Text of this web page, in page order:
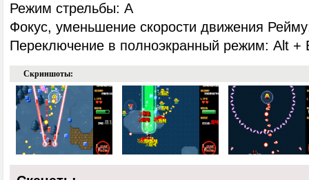
Режим стрельбы: A
Фокус, уменьшение скорости движения
Переключение в полноэкранный режим: Alt +
Скриншоты: